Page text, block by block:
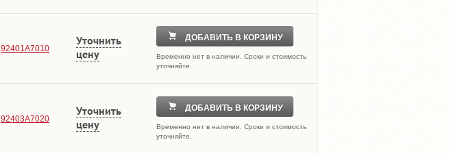
92401A7010
Уточнить
цену
ДОБАВИТЬ В КОРЗИНУ
Временно нет в наличии. Сроки и стоимость
уточняйте.
92403A7020
Уточнить
цену
ДОБАВИТЬ В КОРЗИНУ
Временно нет в наличии. Сроки и стоимость
уточняйте.